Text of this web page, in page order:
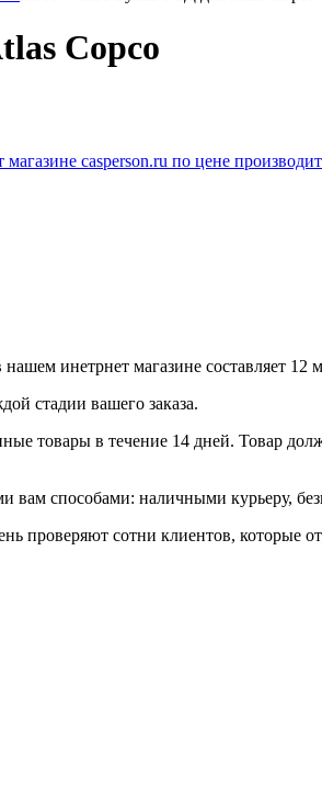
Copco
инетрнет магазине составляет 12
стадии вашего заказа.
товары в течение 14 дней. Товар
вам способами: наличными курьеру,
проверяют сотни клиентов, которые